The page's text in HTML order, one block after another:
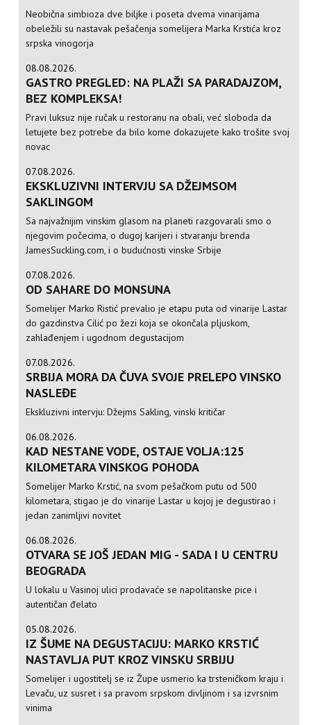
Neobična simbioza dve biljke i poseta dvema vinarijama
obeležili su nastavak pešačenja somelijera Marka Krstića kroz
srpska vinogorja
08.08.2026.
GASTRO PREGLED: NA PLAŽI SA PARADAJZOM,
BEZ KOMPLEKSA!
Pravi luksuz nije ručak u restoranu na obali, već sloboda da
letujete bez potrebe da bilo kome dokazujete kako trošite svoj
novac
07.08.2026.
EKSKLUZIVNI INTERVJU SA DŽEJMSOM
SAKLINGOM
Sa najvažnijim vinskim glasom na planeti razgovarali smo o
njegovim počecima, o dugoj karijeri i stvaranju brenda
JamesSuckling.com, i o budućnosti vinske Srbije
07.08.2026.
OD SAHARE DO MONSUNA
Somelijer Marko Ristić prevalio je etapu puta od vinarije Lastar
do gazdinstva Cilić po žezi koja se okončala pljuskom,
zahlađenjem i ugodnom degustacijom
07.08.2026.
SRBIJA MORA DA ČUVA SVOJE PRELEPO VINSKO
NASLEĐE
Ekskluzivni intervju: Džejms Sakling, vinski kritičar
06.08.2026.
KAD NESTANE VODE, OSTAJE VOLJA:125
KILOMETARA VINSKOG POHODA
Somelijer Marko Krstić, na svom pešačkom putu od 500
kilometara, stigao je do vinarije Lastar u kojoj je degustirao i
jedan zanimljivi novitet
06.08.2026.
OTVARA SE JOŠ JEDAN MIG - SADA I U CENTRU
BEOGRADA
U lokalu u Vasinoj ulici prodavaće se napolitanske pice i
autentičan đelato
05.08.2026.
IZ ŠUME NA DEGUSTACIJU: MARKO KRSTIĆ
NASTAVLJA PUT KROZ VINSKU SRBIJU
Somelijer i ugostitelj se iz Župe usmerio ka trsteničkom kraju i
Levaču, uz susret i sa pravom srpskom divljinom i sa izvrsnim
vinima